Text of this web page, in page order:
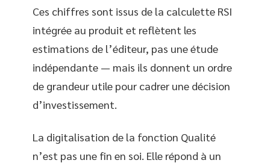
Ces chiffres sont issus de la calculette RSI
intégrée au produit et reflètent les
estimations de l’éditeur, pas une étude
indépendante — mais ils donnent un ordre
de grandeur utile pour cadrer une décision
d’investissement.
La digitalisation de la fonction Qualité
n’est pas une fin en soi. Elle répond à un